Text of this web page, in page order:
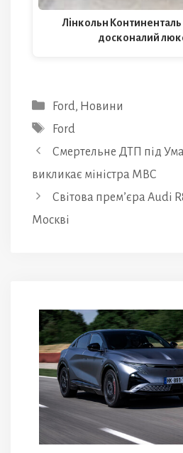
Лінкольн
досконалий
Категорії
Ford, Новини
Позначки
Ford
Смертельне ДТП під
викликає міністра МВС
Світова прем’єра Audi
Москві